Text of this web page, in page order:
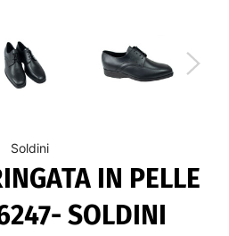
Soldini
IN PELLE
SOLDINI